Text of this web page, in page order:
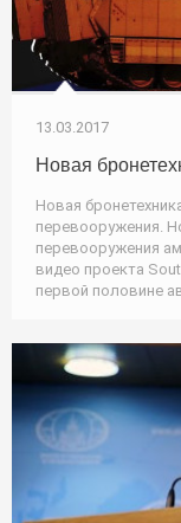
13.03.2017
Новая
Новая
перевооружения.
перевооружения
видео проекта
первой половине